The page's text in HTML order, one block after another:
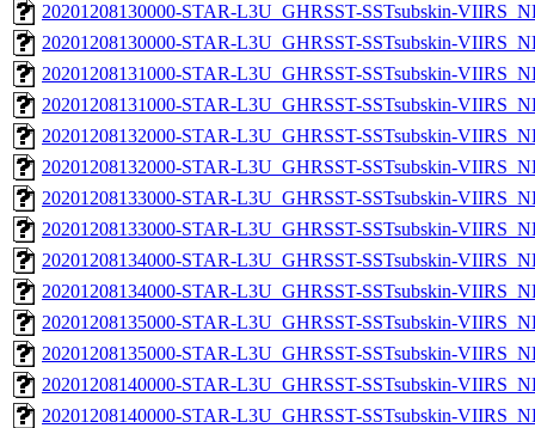
20201208130000-STAR-L3U_GHRSST-SSTsubskin-
20201208130000-STAR-L3U_GHRSST-SSTsubskin-
20201208131000-STAR-L3U_GHRSST-SSTsubskin-
20201208131000-STAR-L3U_GHRSST-SSTsubskin-
20201208132000-STAR-L3U_GHRSST-SSTsubskin-
20201208132000-STAR-L3U_GHRSST-SSTsubskin-
20201208133000-STAR-L3U_GHRSST-SSTsubskin-
20201208133000-STAR-L3U_GHRSST-SSTsubskin-
20201208134000-STAR-L3U_GHRSST-SSTsubskin-
20201208134000-STAR-L3U_GHRSST-SSTsubskin-
20201208135000-STAR-L3U_GHRSST-SSTsubskin-
20201208135000-STAR-L3U_GHRSST-SSTsubskin-
20201208140000-STAR-L3U_GHRSST-SSTsubskin-
20201208140000-STAR-L3U_GHRSST-SSTsubskin-